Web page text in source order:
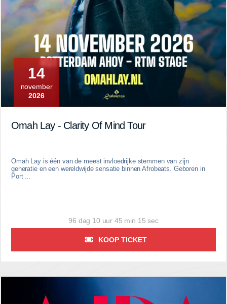
14
november
2026
Omah Lay - Clarity Of Mind Tour
Omah Lay is één van de meest invloedrijke stemmen van zijn
generatie en een wereldwijde sensatie binnen Afrobeats. Geboren in
Port ...
96 dag 10 uur 45 min 14 sec
KOOP TICKET